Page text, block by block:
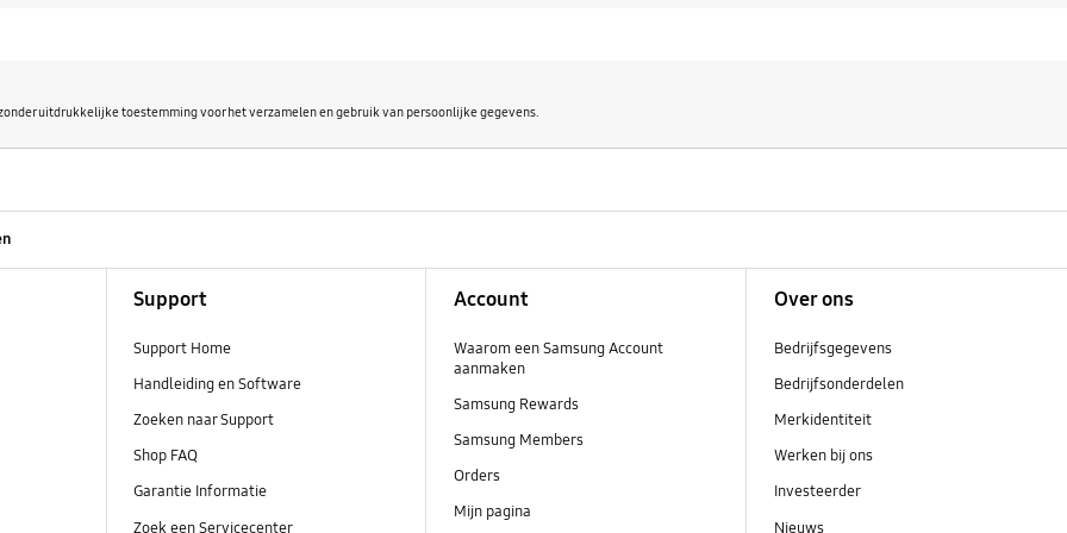
uitdrukkelijke toestemming voor het verzamelen en gebruik van persoonlijke gegevens.
Support
Support Home
Handleiding en Software
Zoeken naar Support
Shop FAQ
Garantie Informatie
Zoek een Servicecenter
Account
Waarom een Samsung Account
aanmaken
Samsung Rewards
Samsung Members
Orders
Mijn pagina
Over ons
Bedrijfsgegevens
Bedrijfsonderdelen
Merkidentiteit
Werken bij ons
Investeerder
Nieuws